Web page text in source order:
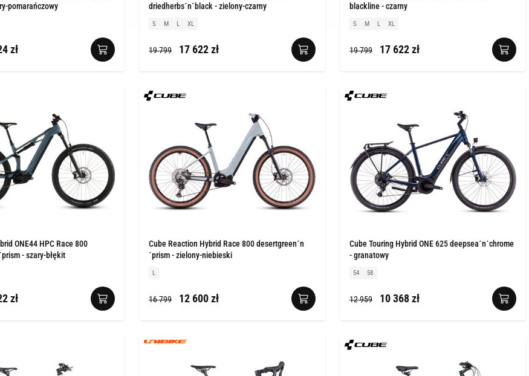
pomarańczowy
zł
driedherbs´n´black - zielony-czarny
S M L XL
19 799 17 622 zł
blackline - czarny
S M L XL
19 799 17 622 zł
ONE44 HPC Race 800
- szary-błękit
zł
Cube Reaction Hybrid Race 800 desertgreen´n
´prism - zielony-niebieski
L
16 799 12 600 zł
Cube Touring Hybrid ONE 625 deepsea´n´chrome
- granatowy
54 58
12 959 10 368 zł